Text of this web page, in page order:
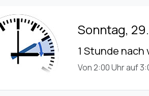
Sonntag,
1 Stunde nach
Von 2:00 Uhr auf